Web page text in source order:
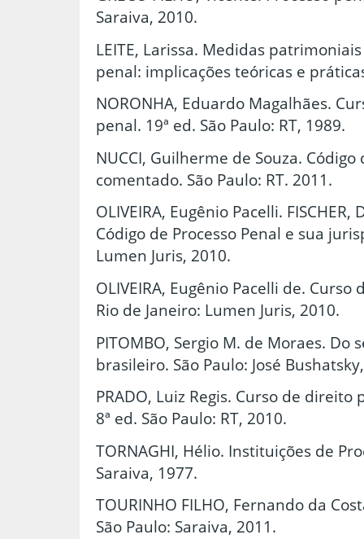
Saraiva, 2010.
LEITE, Larissa. Medidas
penal: implicações teóricas e
NORONHA, Eduardo Magalhães.
penal. 19ª ed. São Paulo: RT, 1989.
NUCCI, Guilherme de Souza. Código
comentado. São Paulo: RT. 2011.
OLIVEIRA, Eugênio Pacelli.
Código de Processo Penal e sua
Lumen Juris, 2010.
OLIVEIRA, Eugênio Pacelli de. Curso
Rio de Janeiro: Lumen Juris, 2010.
PITOMBO, Sergio M. de Moraes.
brasileiro. São Paulo: José
PRADO, Luiz Regis. Curso de direito
8ª ed. São Paulo: RT, 2010.
TORNAGHI, Hélio. Instituições de
Saraiva, 1977.
TOURINHO FILHO, Fernando da
São Paulo: Saraiva, 2011.